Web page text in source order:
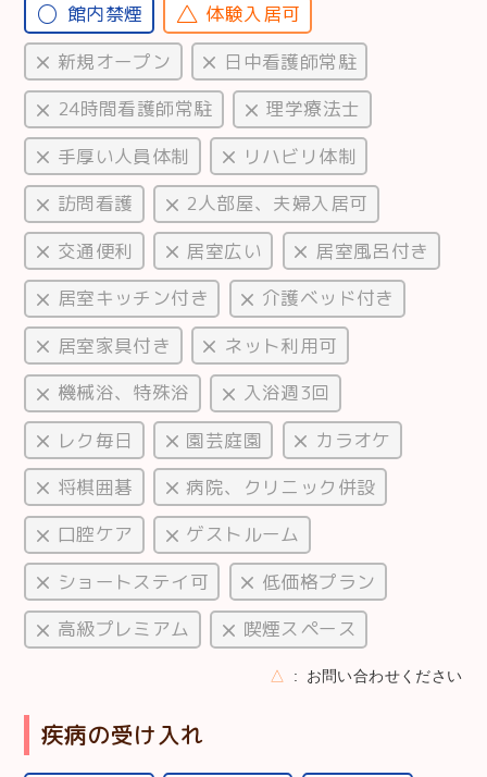
館内禁煙
体験入居可
新規オープン
日中看護師常駐
24時間看護師常駐
理学療法士
手厚い人員体制
リハビリ体制
訪問看護
2人部屋、夫婦入居可
交通便利
居室広い
居室風呂付き
居室キッチン付き
介護ベッド付き
居室家具付き
ネット利用可
機械浴、特殊浴
入浴週3回
レク毎日
園芸庭園
カラオケ
将棋囲碁
病院、クリニック併設
口腔ケア
ゲストルーム
ショートステイ可
低価格プラン
高級プレミアム
喫煙スペース
△ お問い合わせください
疾病の受け入れ